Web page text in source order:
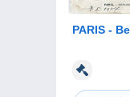
PARIS -